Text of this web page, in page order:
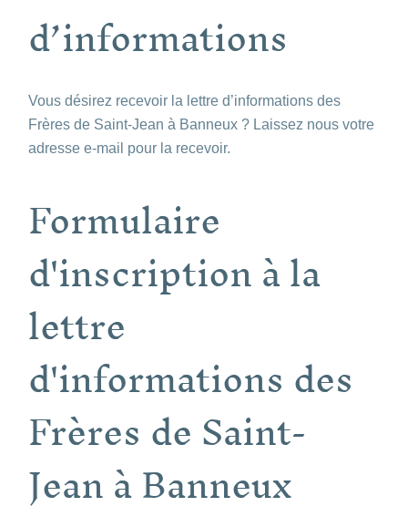
d’informations
Vous désirez recevoir la lettre d’informations des
Frères de Saint-Jean à Banneux ? Laissez nous votre
adresse e-mail pour la recevoir.
Formulaire
d'inscription à la
lettre
d'informations des
Frères de Saint-
Jean à Banneux